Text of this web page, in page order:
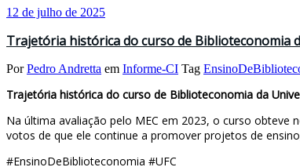
12 de julho de 2025
Trajetória histórica do curso de Biblioteconomia
PorPedro Andretta em Informe-CI Tag
Trajetória histórica do curso de Biblioteconomia da
Na última avaliação pelo MEC em 2023, o curso
votos de que ele continue a promover projetos de
#EnsinoDeBiblioteconomia #UFC